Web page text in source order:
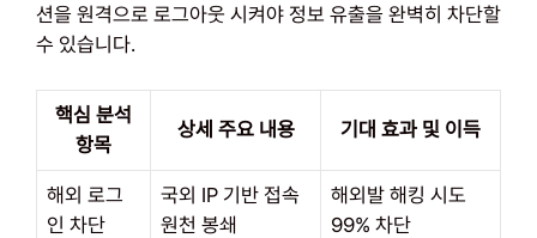
션을 원격으로 로그아웃 시켜야 정보 유출을 완벽히 차단할
수 있습니다.
핵심 분석
항목
상세 주요 내용 기대 효과 및 이득
해외 로그
인 차단
국외 IP 기반 접속
원천 봉쇄
해외발 해킹 시도
99% 차단